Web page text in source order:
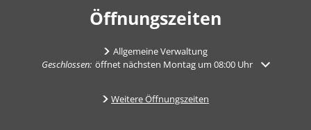
Öffnungszeiten
Allgemeine Verwaltung
Klicken, um weitere Öffnungs- oder Schließzeiten auszublenden
Geschlossen: öffnet nächsten Montag um 08:00 Uhr
Weitere Öffnungszeiten